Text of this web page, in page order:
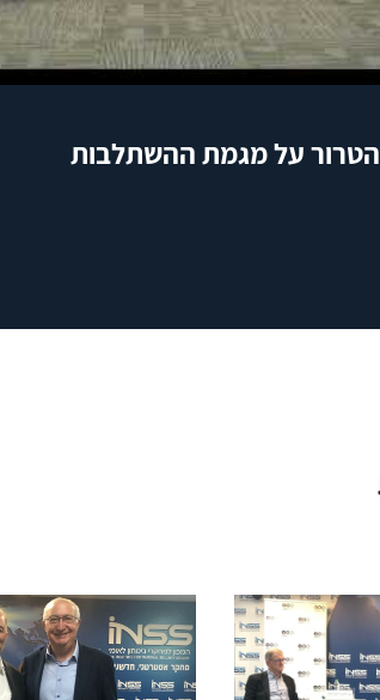
על מגמת ההשתלבות